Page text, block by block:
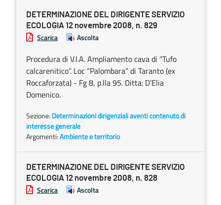
DETERMINAZIONE DEL DIRIGENTE SERVIZIO
ECOLOGIA 12 novembre 2008, n. 829
Scarica Ascolta
Procedura di V.I.A. Ampliamento cava di “Tufo
calcarenitico”. Loc “Palombara” di Taranto (ex
Roccaforzata) - Fg 8, p.lla 95. Ditta: D’Elia
Domenico.
Sezione: Determinazioni dirigenziali aventi contenuto di
interesse generale
Argomenti:Ambiente e territorio
DETERMINAZIONE DEL DIRIGENTE SERVIZIO
ECOLOGIA 12 novembre 2008, n. 828
Scarica Ascolta